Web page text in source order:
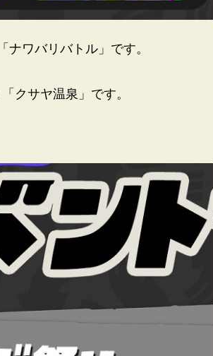
ワバリバトル」です。
クサヤ温泉」です。